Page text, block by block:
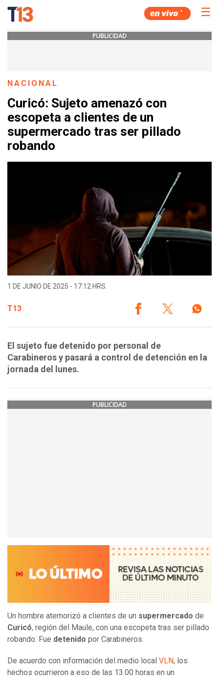
☰
PUBLICIDAD
NACIONAL
Curicó: Sujeto amenazó con
escopeta a clientes de un
supermercado tras ser pillado
robando
1 DE JUNIO DE 2025 - 17:12 HRS.
T13
El sujeto fue detenido por personal de
Carabineros y pasará a control de detención en la
jornada del lunes.
PUBLICIDAD
Un hombre atemorizó a clientes de un supermercado de
Curicó, región del Maule, con una escopeta tras ser pillado
robando: Fue detenido por Carabineros.
De acuerdo con información del medio local VLN, los
hechos ocurrieron a eso de las 13.00 horas en un